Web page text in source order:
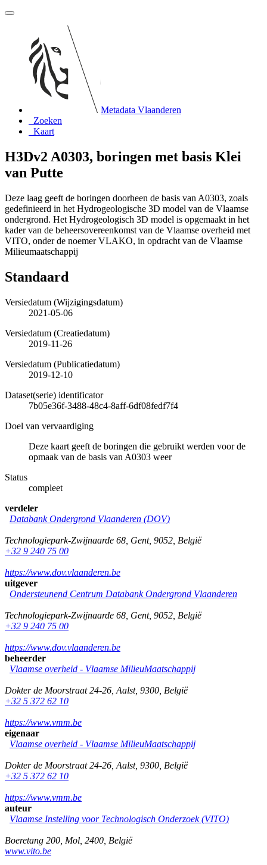
Metadata Vlaanderen
Zoeken
Kaart
H3Dv2 A0303, boringen met basis Klei
van Putte
Deze laag geeft de boringen doorheen de basis van A0303, zoals
gedefinieerd in het Hydrogeologische 3D model van de Vlaamse
ondergrond. Het Hydrogeologisch 3D model is opgemaakt in het
kader van de beheersovereenkomst van de Vlaamse overheid met
VITO, onder de noemer VLAKO, in opdracht van de Vlaamse
Milieumaatschappij
Standaard
Versiedatum (Wijzigingsdatum)
2021-05-06
Versiedatum (Creatiedatum)
2019-11-26
Versiedatum (Publicatiedatum)
2019-12-10
Dataset(serie) identificator
7b05e36f-3488-48c4-8aff-6df08fedf7f4
Doel van vervaardiging
Deze kaart geeft de boringen die gebruikt werden voor de
opmaak van de basis van A0303 weer
Status
compleet
verdeler
Databank Ondergrond Vlaanderen (DOV)
Technologiepark-Zwijnaarde 68 Gent, 9052 België
+32 9 240 75 00
https://www.dov.vlaanderen.be
uitgever
Ondersteunend Centrum Databank Ondergrond Vlaanderen
Technologiepark-Zwijnaarde 68 Gent, 9052 België
+32 9 240 75 00
https://www.dov.vlaanderen.be
beheerder
Vlaamse overheid - Vlaamse MilieuMaatschappij
Dokter de Moorstraat 24-26 Aalst, 9300 België
+32 5 372 62 10
https://www.vmm.be
eigenaar
Vlaamse overheid - Vlaamse MilieuMaatschappij
Dokter de Moorstraat 24-26 Aalst, 9300 België
+32 5 372 62 10
https://www.vmm.be
auteur
Vlaamse Instelling voor Technologisch Onderzoek (VITO)
Boeretang 200 Mol 2400 België
www.vito.be